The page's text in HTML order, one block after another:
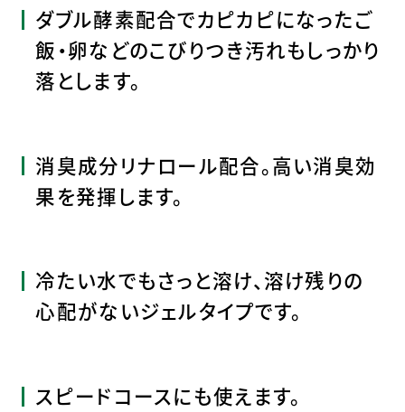
ダブル酵素配合でカピカピになったご
飯・卵などのこびりつき汚れもしっかり
落とします。
消臭成分リナロール配合。高い消臭効
果を発揮します。
冷たい水でもさっと溶け、溶け残りの
心配がないジェルタイプです。
スピードコースにも使えます。